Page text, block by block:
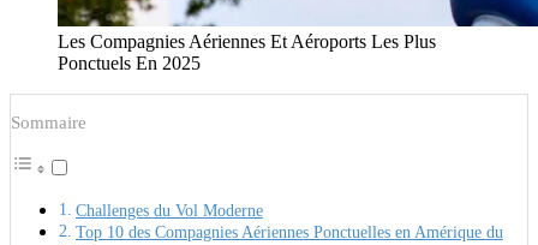
Les Compagnies Aériennes Et Aéroports Les Plus
Ponctuels En 2025
Sommaire
Challenges du Vol Moderne
Top 10 des Compagnies Aériennes Ponctuelles en Amérique du